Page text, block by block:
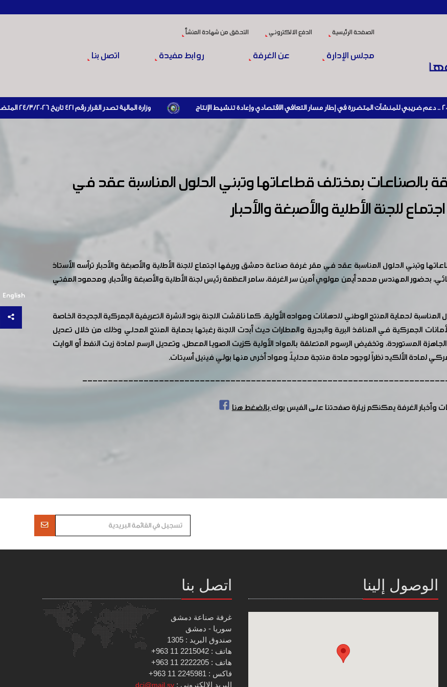
الصفحة الرئيسية الدفع الالكتروني التحقق من شهادة المنشأ
مجلس الإدارة عن الغرفة روابط مفيدة اتصل بنا
وزارة المالية تصدر القرار رقم 421 تاريخ 24/3/2026 المتضمن الزام المستوردين بإبراز براءة ذمة مالية سارية صادرة عن الهيئة العامة للضرائب والرسوم أو مديرياتها عند القيام بعمليات الاستيراد
English
بالصناعات بمختلف قطاعاتها وتبني الحلول المناسبة عقد في
للجنة الأطلية والأصبغة والأحبار
وتبني الحلول المناسبة عقد في مقر غرفة صناعة دمشق وريفها اجتماع للجنة الأطلية والأصبغة والأحبار ترأسه الأستاذ
بحضور المهندس محمد أيمن مولوي أمين سر الغرفة، سامر العظمة رئيس لجنة الأطلية والأصبغة والأحبار، ومحمود المفتي
لحماية المنتج الوطني للدهانات ومواده الأولية، كما ناقشت اللجنة بنود النشرة التعريفية الجمركية الجديدة الخاصة
الجمركية في المنافذ البرية والبحرية والمطارات حيث أبدت اللجنة رغبتها بحماية المنتج المحلي وذلك من خلال تعديل
المستوردة، وتخفيض الرسوم المتعلقة بالمواد الأولية كزيت الصويا المعطل، وتعديل الرسم لمادة زيت النفط أو الوايت
لمادة الألكيد نظراً لوجود مادة منتجة محلياً، ومواد أخرى منها بولي فينيل أسيتات.
وأخبار الغرفة يمكنكم زيارة صفحتنا على الفيس بوكبالضغط هنا
الوصول إلينا اتصل بنا
غرفة صناعة دمشق
سوريا - دمشق
صندوق البريد : 1305
هاتف : 2215042 11 963+
هاتف : 2222205 11 963+
فاكس : 2245981 11 963+
البريد الإلكتروني : dci@mail.sy